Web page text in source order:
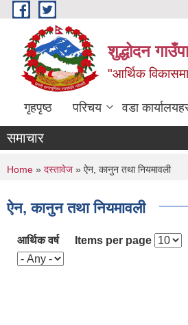
Skip to main content
शुद्धोदन
"आर्थिक
गृहपृष्ठ परिचय वडा
समाचार
You are here
Home » दस्तावेज » ऐन, कानुन तथा नियमावली
ऐन, कानुन तथा नियमावली
आर्थिक वर्ष Items per page